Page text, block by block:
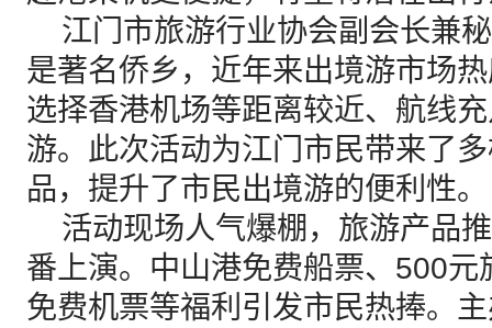
江门市旅游行业协会副会长兼
是著名侨乡，近年来出境游市场
选择香港机场等距离较近、航线
游。此次活动为江门市民带来了
品，提升了市民出境游的便利性。
活动现场人气爆棚，旅游产品
番上演。中山港免费船票、500
免费机票等福利引发市民热捧。